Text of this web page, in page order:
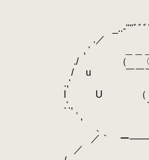
_..-''''ﾞﾞﾞ´ ﾞﾞ
.／
, ' ＿＿＿ノ ヽ
./ （ 〇 .）
/ u
￣
l U
.'., ｀.┬‐ ´ ｀ ┬ ´
' , ￣
ゝ、 ／ ロ
／｀ ー―――――
／ ＼ ジェガン